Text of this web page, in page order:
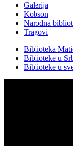
Galerija
Kobson
Narodna
Tragovi
Biblioteka
Biblioteke u
Biblioteke u